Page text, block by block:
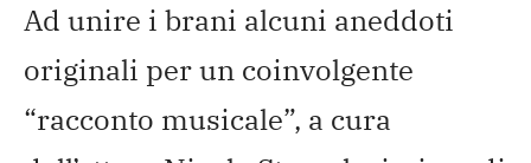
Ad unire i brani alcuni aneddoti
originali per un coinvolgente
“racconto musicale”, a cura